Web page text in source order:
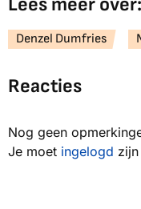
Lees meer over:
Denzel Dumfries
Reacties
Nog geen
Je moet ingelogd